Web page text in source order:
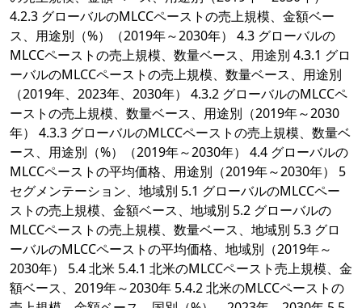
4.2.3 グローバルのMLCCペーストの売上規模、金額ベー
ス、用途別（%）（2019年～2030年） 4.3 グローバルの
MLCCペーストの売上規模、数量ベース、用途別 4.3.1 グロ
ーバルのMLCCペーストの売上規模、数量ベース、用途別
（2019年、2023年、2030年） 4.3.2 グローバルのMLCCペ
ーストの売上規模、数量ベース、用途別（2019年～2030
年） 4.3.3 グローバルのMLCCペーストの売上規模、数量ベ
ース、用途別（%）（2019年～2030年） 4.4 グローバルの
MLCCペーストの平均価格、用途別（2019年～2030年） 5
セグメンテーション、地域別 5.1 グローバルのMLCCペー
ストの売上規模、金額ベース、地域別 5.2 グローバルの
MLCCペーストの売上規模、数量ベース、地域別 5.3 グロ
ーバルのMLCCペーストの平均価格、地域別（2019年～
2030年） 5.4 北米 5.4.1 北米のMLCCペースト売上規模、金
額ベース、2019年～2030年 5.4.2 北米のMLCCペーストの